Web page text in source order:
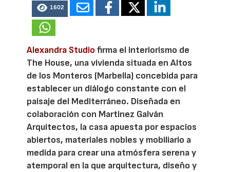
1602
Alexandra Studio firma el interiorismo de
The House, una vivienda situada en Altos
de los Monteros (Marbella) concebida para
establecer un diálogo constante con el
paisaje del Mediterráneo. Diseñada en
colaboración con Martinez Galván
Arquitectos, la casa apuesta por espacios
abiertos, materiales nobles y mobiliario a
medida para crear una atmósfera serena y
atemporal en la que arquitectura, diseño y